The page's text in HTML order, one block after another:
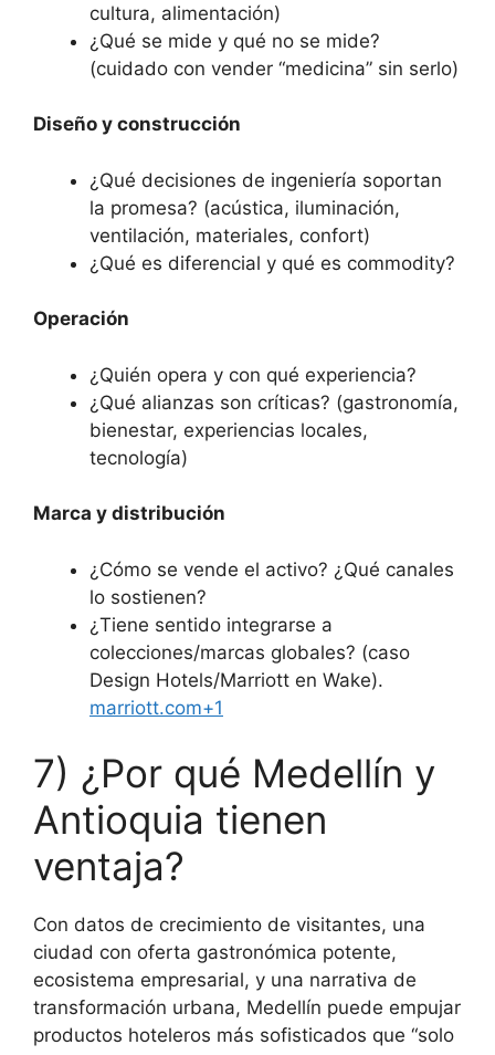
cultura, alimentación)
¿Qué se mide y qué no se mide?
(cuidado con vender “medicina” sin serlo)
Diseño y construcción
¿Qué decisiones de ingeniería soportan
la promesa? (acústica, iluminación,
ventilación, materiales, confort)
¿Qué es diferencial y qué es commodity?
Operación
¿Quién opera y con qué experiencia?
¿Qué alianzas son críticas? (gastronomía,
bienestar, experiencias locales,
tecnología)
Marca y distribución
¿Cómo se vende el activo? ¿Qué canales
lo sostienen?
¿Tiene sentido integrarse a
colecciones/marcas globales? (caso
Design Hotels/Marriott en Wake).
marriott.com+1
7) ¿Por qué Medellín y
Antioquia tienen
ventaja?
Con datos de crecimiento de visitantes, una
ciudad con oferta gastronómica potente,
ecosistema empresarial, y una narrativa de
transformación urbana, Medellín puede empujar
productos hoteleros más sofisticados que “solo